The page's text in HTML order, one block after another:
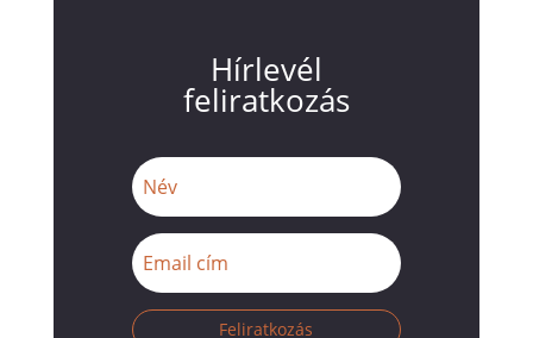
Hírlevél
feliratkozás
Feliratkozás